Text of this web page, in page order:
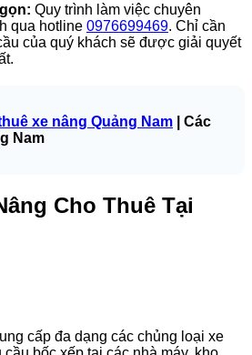
Quy trình làm việc chuyên
qua hotline 0976699469. Chỉ cần
của quý khách sẽ được giải quyết
xe nâng Quảng Nam | Các
Nam
Cho Thuê Tại
cấp đa dạng các chủng loại xe